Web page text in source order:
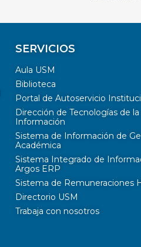
SERVICIOS
Aula USM
Biblioteca
Portal de Autoservicio
Dirección de Tecnologías de la
Información
Sistema de Información de
Académica
Sistema Integrado de
Argos ERP
Sistema de Remuneraciones
Directorio USM
Trabaja con nosotros